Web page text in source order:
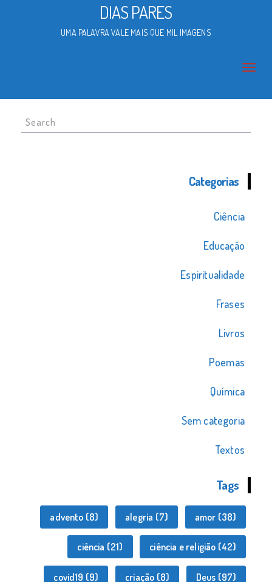
DIAS PARES
UMA PALAVRA VALE MAIS QUE MIL IMAGENS
Search
for:
Categorias
Ciência
Educação
Espiritualidade
Frases
Livros
Poemas
Química
Sem categoria
Textos
Tags
advento (8) alegria (7) amor (38)
ciência (21) ciência e religião (42)
covid19 (9) criação (8) Deus (97)